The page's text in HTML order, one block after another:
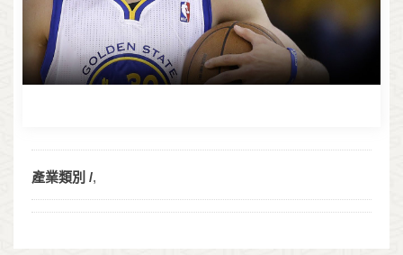
產業類別 /,